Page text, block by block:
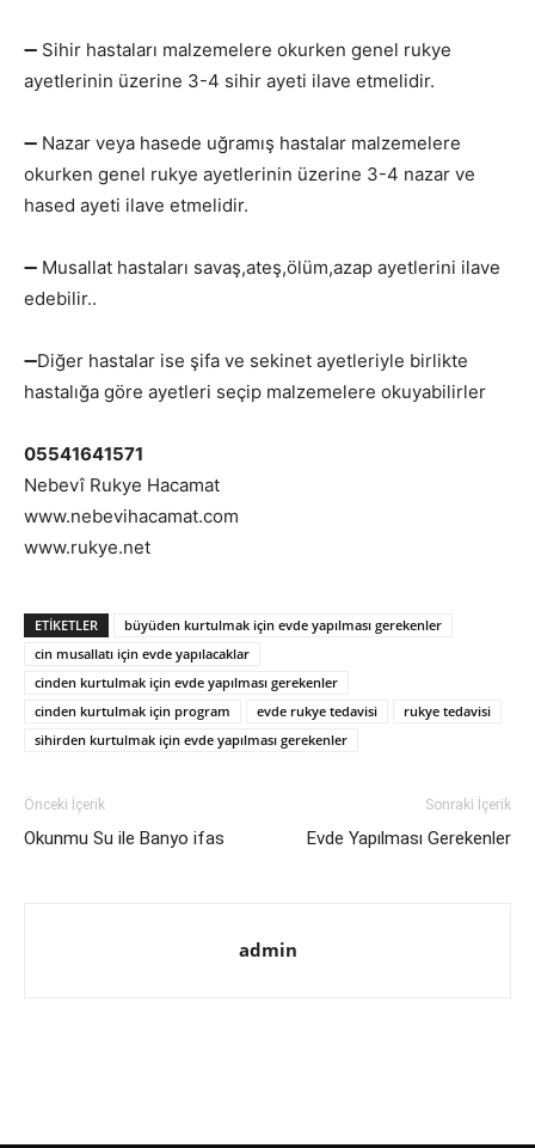
➖ Sihir hastaları malzemelere okurken genel rukye
ayetlerinin üzerine 3-4 sihir ayeti ilave etmelidir.
➖ Nazar veya hasede uğramış hastalar malzemelere
okurken genel rukye ayetlerinin üzerine 3-4 nazar ve
hased ayeti ilave etmelidir.
➖ Musallat hastaları savaş,ateş,ölüm,azap ayetlerini ilave
edebilir..
➖Diğer hastalar ise şifa ve sekinet ayetleriyle birlikte
hastalığa göre ayetleri seçip malzemelere okuyabilirler
05541641571
Nebevî Rukye Hacamat
www.nebevihacamat.com
www.rukye.net
ETIKETLER
büyüden kurtulmak için evde yapılması gerekenler
cin musallatı için evde yapılacaklar
cinden kurtulmak için evde yapılması gerekenler
cinden kurtulmak için program
evde rukye tedavisi
rukye tedavisi
sihirden kurtulmak için evde yapılması gerekenler
Önceki İçerik
Okunmu Su ile Banyo ifas
Sonraki İçerik
Evde Yapılması Gerekenler
admin